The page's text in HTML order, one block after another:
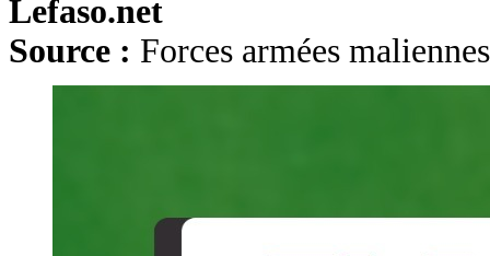
Lefaso.net
Source : Forces armées maliennes